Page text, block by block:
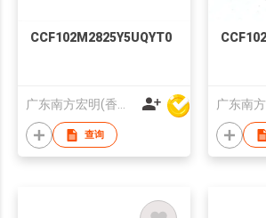
CCF102M2825Y5UQYT0
广东南方宏明(香港)电子科技股份有限公司
查询